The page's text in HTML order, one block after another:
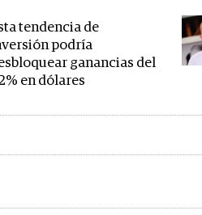
tendencia de
podría
ganancias del
en dólares